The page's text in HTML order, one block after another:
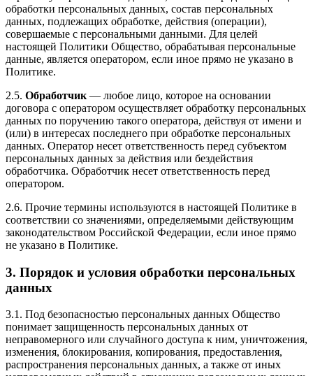
обработки персональных данных, состав персональных
данных, подлежащих обработке, действия (операции),
совершаемые с персональными данными. Для целей
настоящей Политики Общество, обрабатывая персональные
данные, является оператором, если иное прямо не указано в
Политике.
2.5. Обработчик — любое лицо, которое на основании
договора с оператором осуществляет обработку персональных
данных по поручению такого оператора, действуя от имени и
(или) в интересах последнего при обработке персональных
данных. Оператор несет ответственность перед субъектом
персональных данных за действия или бездействия
обработчика. Обработчик несет ответственность перед
оператором.
2.6. Прочие термины используются в настоящей Политике в
соответствии со значениями, определяемыми действующим
законодательством Российской Федерации, если иное прямо
не указано в Политике.
3. Порядок и условия обработки персональных
данных
3.1. Под безопасностью персональных данных Общество
понимает защищенность персональных данных от
неправомерного или случайного доступа к ним, уничтожения,
изменения, блокирования, копирования, предоставления,
распространения персональных данных, а также от иных